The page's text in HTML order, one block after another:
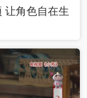
让角色自在生